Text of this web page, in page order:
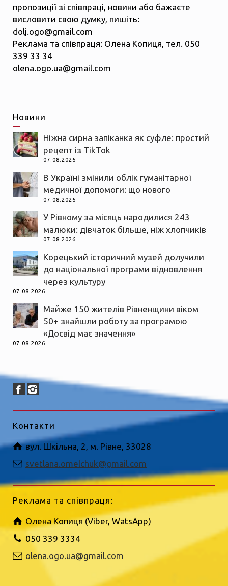
пропозиції зі співпраці, новини або бажаєте
висловити свою думку, пишіть:
dolj.ogo@gmail.com
Реклама та співпраця: Олена Копиця, тел. 050
339 33 34
olena.ogo.ua@gmail.com
Новини
Ніжна сирна запіканка як суфле: простий
рецепт із TikTok
07.08.2026
В Україні змінили облік гуманітарної
медичної допомоги: що нового
07.08.2026
У Рівному за місяць народилися 243
малюки: дівчаток більше, ніж хлопчиків
07.08.2026
Корецький історичний музей долучили
до національної програми відновлення
через культуру
07.08.2026
Майже 150 жителів Рівненщини віком
50+ знайшли роботу за програмою
«Досвід має значення»
07.08.2026
Контакти
вул. Шкільна, 2, м. Рівне, 33028
svetlana.omelchuk@gmail.com
Реклама та співпраця:
Олена Копиця (Viber, WatsApp)
050 339 3334
olena.ogo.ua@gmail.com